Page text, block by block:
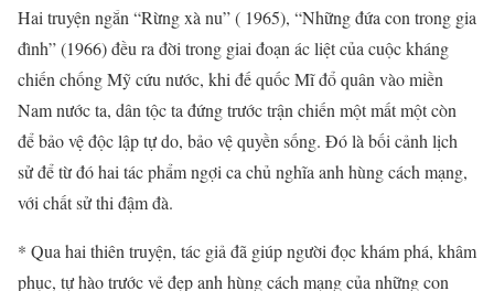
Hai truyện ngắn “Rừng xà nu” ( 1965), “Những đứa con trong gia
đình” (1966) đều ra đời trong giai đoạn ác liệt của cuộc kháng
chiến chống Mỹ cứu nước, khi đế quốc Mĩ đổ quân vào miền
Nam nước ta, dân tộc ta đứng trước trận chiến một mất một còn
để bảo vệ độc lập tự do, bảo vệ quyền sống. Đó là bối cảnh lịch
sử để từ đó hai tác phẩm ngợi ca chủ nghĩa anh hùng cách mạng,
với chất sử thi đậm đà.
* Qua hai thiên truyện, tác giả đã giúp người đọc khám phá, khâm
phục, tự hào trước vẻ đẹp anh hùng cách mạng của những con